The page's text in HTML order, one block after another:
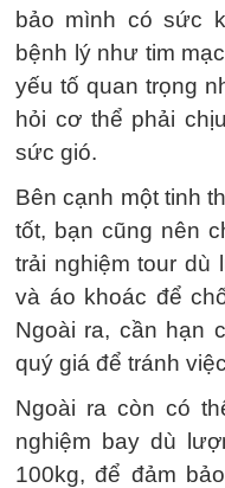
bảo mình có sức
bệnh lý như tim
yếu tố quan trọng
hỏi cơ thể phải
sức gió.
Bên cạnh một tinh
tốt, bạn cũng nên
trải nghiệm tour
và áo khoác để
Ngoài ra, cần hạn
quý giá để tránh
Ngoài ra còn có
nghiệm bay dù
100kg, để đảm